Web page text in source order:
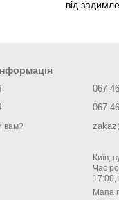
від
вам?
067
067
Київ,
Час
Мапа